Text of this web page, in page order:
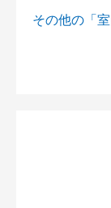
その他の「